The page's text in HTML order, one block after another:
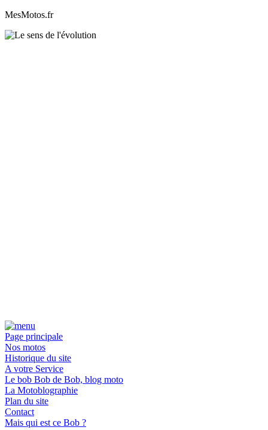
MesMotos.fr
Page principale
Nos motos
Historique du site
A votre Service
Le bob Bob de Bob, blog moto
La Motoblographie
Plan du site
Contact
Mais qui est ce Bob ?